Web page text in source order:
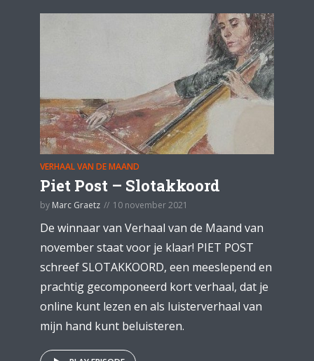
VERHAAL VAN DE MAAND
Piet Post – Slotakkoord
by Marc Graetz 10 november 2021
De winnaar van Verhaal van de Maand van
november staat voor je klaar! PIET POST
schreef SLOTAKKOORD, een meeslepend en
prachtig gecomponeerd kort verhaal, dat je
online kunt lezen en als luisterverhaal van
mijn hand kunt beluisteren.